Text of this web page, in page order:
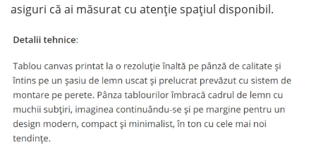
asiguri că ai măsurat cu atenție spațiul disponibil.